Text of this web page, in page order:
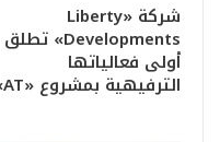
شركة «Liberty
Developments» تطلق
أولى فعالياتها
الترفيهية بمشروع «AT»